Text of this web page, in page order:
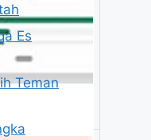
Es
Teman